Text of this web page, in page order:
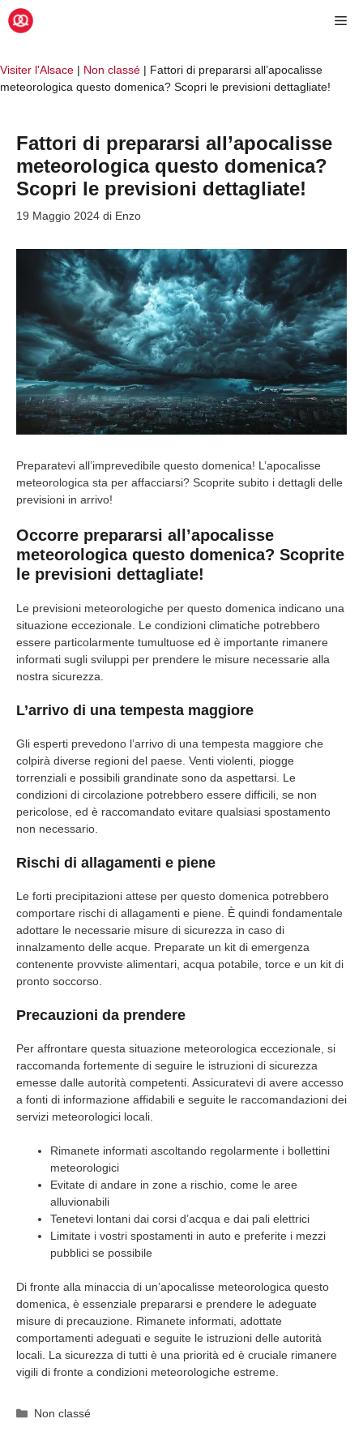
Vai
Visiter l'Alsace | Non classé | Fattori di prepararsi all’apocalisse
meteorologica questo domenica? Scopri le previsioni dettagliate!
Fattori di prepararsi all’apocalisse
meteorologica questo domenica?
Scopri le previsioni dettagliate!
19 Maggio 2024 di Enzo
Preparatevi all’imprevedibile questo domenica! L’apocalisse
meteorologica sta per affacciarsi? Scoprite subito i dettagli delle
previsioni in arrivo!
Occorre prepararsi all’apocalisse
meteorologica questo domenica? Scoprite
le previsioni dettagliate!
Le previsioni meteorologiche per questo domenica indicano una
situazione eccezionale. Le condizioni climatiche potrebbero
essere particolarmente tumultuose ed è importante rimanere
informati sugli sviluppi per prendere le misure necessarie alla
nostra sicurezza.
L’arrivo di una tempesta maggiore
Gli esperti prevedono l’arrivo di una tempesta maggiore che
colpirà diverse regioni del paese. Venti violenti, piogge
torrenziali e possibili grandinate sono da aspettarsi. Le
condizioni di circolazione potrebbero essere difficili, se non
pericolose, ed è raccomandato evitare qualsiasi spostamento
non necessario.
Rischi di allagamenti e piene
Le forti precipitazioni attese per questo domenica potrebbero
comportare rischi di allagamenti e piene. È quindi fondamentale
adottare le necessarie misure di sicurezza in caso di
innalzamento delle acque. Preparate un kit di emergenza
contenente provviste alimentari, acqua potabile, torce e un kit di
pronto soccorso.
Precauzioni da prendere
Per affrontare questa situazione meteorologica eccezionale, si
raccomanda fortemente di seguire le istruzioni di sicurezza
emesse dalle autorità competenti. Assicuratevi di avere accesso
a fonti di informazione affidabili e seguite le raccomandazioni dei
servizi meteorologici locali.
Rimanete informati ascoltando regolarmente i bollettini
meteorologici
Evitate di andare in zone a rischio, come le aree
alluvionabili
Tenetevi lontani dai corsi d’acqua e dai pali elettrici
Limitate i vostri spostamenti in auto e preferite i mezzi
pubblici se possibile
Di fronte alla minaccia di un’apocalisse meteorologica questo
domenica, è essenziale prepararsi e prendere le adeguate
misure di precauzione. Rimanete informati, adottate
comportamenti adeguati e seguite le istruzioni delle autorità
locali. La sicurezza di tutti è una priorità ed è cruciale rimanere
vigili di fronte a condizioni meteorologiche estreme.
Categorie
Non classé